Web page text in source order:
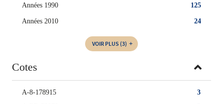
125
Années 1990
24
Années 2010
VOIR PLUS (3)
Cotes
3
A-8-178915